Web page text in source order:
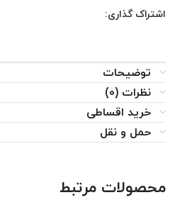
اشتراک گذاری:
توضیحات
نظرات (0)
خرید اقساطی
حمل و نقل
محصولات مرتبط